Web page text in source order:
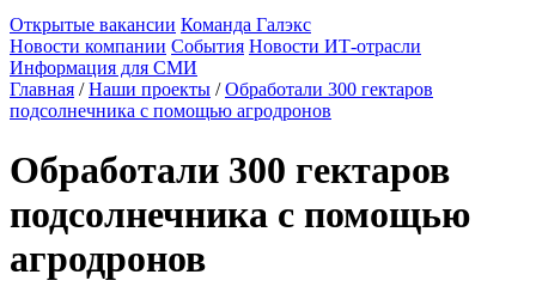
Открытые вакансии Команда Галэкс
Новости компании События Новости ИТ-отрасли
Информация для СМИ
Главная / Наши проекты / Обработали 300 гектаров
подсолнечника с помощью агродронов
Обработали 300 гектаров
подсолнечника с помощью
агродронов